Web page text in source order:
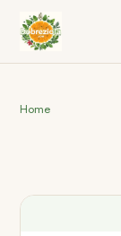
Home